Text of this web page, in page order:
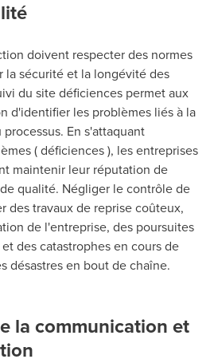
doivent respecter des normes
la sécurité et la longévité des
du site déficiences permet aux
d'identifier les problèmes liés à la
En s'attaquant
( déficiences ), les entreprises
maintenir leur réputation de
qualité. Négliger le contrôle de
des travaux de reprise coûteux,
de l'entreprise, des poursuites
des catastrophes en cours de
désastres en bout de chaîne.
la communication et